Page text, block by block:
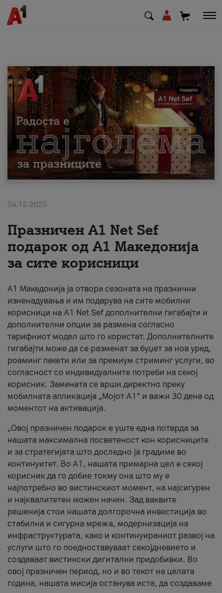
МК EN SQ
Приватни Деловни
Поддршка
Надополни кредит
За нас
#ПодобарОнлајн
04.12.2025
Празничен A1 Net Sеf
подарок од А1 Македонија
за сите корисници
А1 Македонија ја отвора сезоната на празнични
изненадувања и им подарува на сите мобилни
корисници на A1 Net Sef дополнителни гигабајти и
дополнителни опции за размена согласно
тарифниот модел што го користат. Дополнителните
гигабајти може да се разменат за буџет за нов уред,
роаминг пакети или за премиум стриминг услуги, во
согласност со индивидуалните потреби на секој
корисник. Замената се врши директно преку
мобилната апликација „Мојот А1“ и важи 30 дена од
моментот на активација.
„Овој празничен подарок е уште една потврда за
нашата максимална посветеност кон корисниците
и за стратегијата што доследно ја градиме во
континуитет. Во А1, нашата примарна цел е секој
корисник да го добие токму она што му е
најпотребно во вистинскиот момент, на најсигурен
и најквалитетен можен начин. Зад ваквите
решенија стои нашата долгорочна инвестиција во
стабилна и сигурна мрежа, модернизација на
инфраструктурата, како и континуираниот развој на
услуги што го поедноставуваат секојдневието и
создаваат вистински дигитални придобивки. Во
овој празничен период, но и во текот на целата
година, нашата мисија останува иста, да создаваме